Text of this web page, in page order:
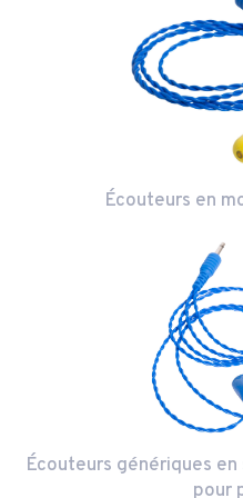
Écouteurs en
Écouteurs génériques
pour